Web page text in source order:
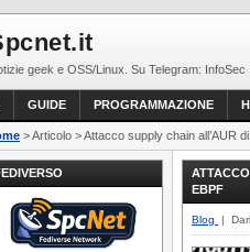
geek e OSS/Linux. Su Telegram: InfoSec
GUIDE PROGRAMMAZIONE
> Articolo > Attacco supply chain all’AUR
EBPF
Blog |